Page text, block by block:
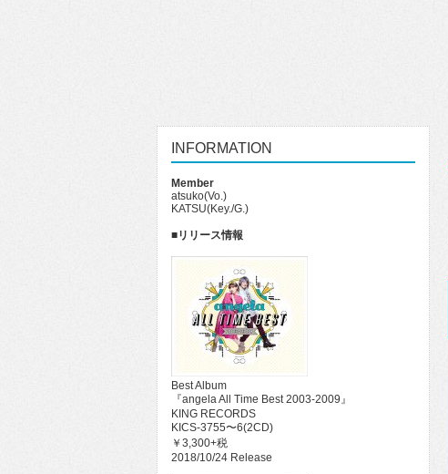
INFORMATION
Member
atsuko(Vo.)
KATSU(Key./G.)
■リリース情報
Best Album
『angela All Time Best 2003-2009』
KING RECORDS
KICS-3755〜6(2CD)
￥3,300+税
2018/10/24 Release